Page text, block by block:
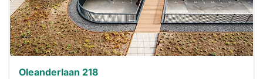
Oleanderlaan 218